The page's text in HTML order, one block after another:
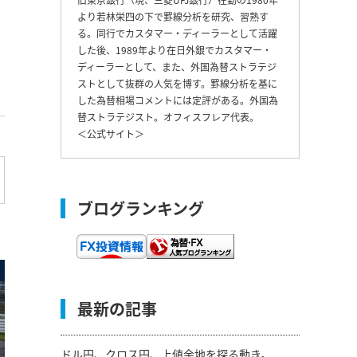
より若林栄四の下で罫線分析を研究、習熟す
る。同行でカスタマー・ディーラーとして活躍
した後、1989年より在日外銀でカスタマー・
ディーラーとして、また、外国為替ストラテジ
ストとして抜群の人気を博す。罫線分析を基に
した為替相場コメントには定評がある。外国為
替ストラテジスト。オフィスフレア代表。
＜公式サイト＞
ブログランキング
最新の記事
ドル円、クロス円、上値余地を探る動き。